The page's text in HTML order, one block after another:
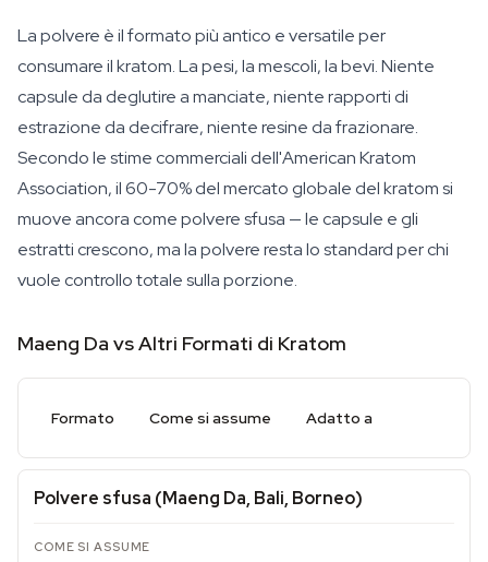
La polvere è il formato più antico e versatile per
consumare il kratom. La pesi, la mescoli, la bevi. Niente
capsule da deglutire a manciate, niente rapporti di
estrazione da decifrare, niente resine da frazionare.
Secondo le stime commerciali dell'American Kratom
Association, il 60-70% del mercato globale del kratom si
muove ancora come polvere sfusa — le capsule e gli
estratti crescono, ma la polvere resta lo standard per chi
vuole controllo totale sulla porzione.
Maeng Da vs Altri Formati di Kratom
Formato Come si assume Adatto a
Polvere sfusa (Maeng Da, Bali, Borneo)